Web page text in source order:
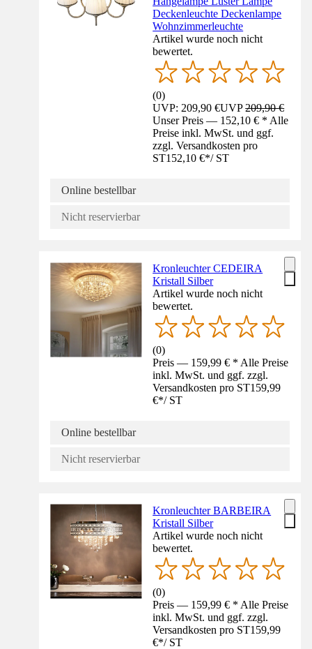
Deckenleuchte Deckenlampe
Wohnzimmerleuchte
Artikel wurde noch nicht
bewertet.
(0)
UVP: 209,90 €UVP209,90 €
Unser Preis — 152,10 € * Alle
Preise inkl. MwSt. und ggf.
zzgl. Versandkosten pro
ST152,10 €*/ ST
Online bestellbar
Nicht reservierbar
Kronleuchter CEDEIRA
Kristall Silber
Artikel wurde noch nicht
bewertet.
(0)
Preis — 159,99 € * Alle Preise
inkl. MwSt. und ggf. zzgl.
Versandkosten pro ST159,99
€*/ ST
Online bestellbar
Nicht reservierbar
Kronleuchter BARBEIRA
Kristall Silber
Artikel wurde noch nicht
bewertet.
(0)
Preis — 159,99 € * Alle Preise
inkl. MwSt. und ggf. zzgl.
Versandkosten pro ST159,99
€*/ ST